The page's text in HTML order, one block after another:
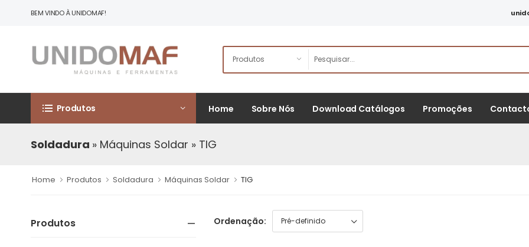
BEM VINDO À UNIDOMAF!
Produtos Home Sobre Nós Download Catálogos Promoções
Soldadura » Máquinas Soldar » TIG
Home Produtos Soldadura Máquinas Soldar TIG
Produtos Ordenação: